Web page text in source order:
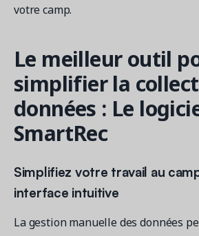
Étude de cas
votre camp.
Le meilleur outil
simplifier la
données : Le
SmartRec
Simplifiez votre travail au
interface intuitive
La gestion manuelle des données